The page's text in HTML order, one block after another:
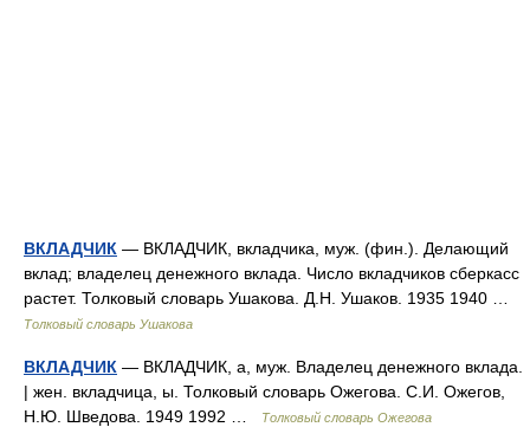
ВКЛАДЧИК — ВКЛАДЧИК, вкладчика, муж. (фин.). Делающий
вклад; владелец денежного вклада. Число вкладчиков сберкасс
растет. Толковый словарь Ушакова. Д.Н. Ушаков. 1935 1940 …
Толковый словарь Ушакова
ВКЛАДЧИК — ВКЛАДЧИК, а, муж. Владелец денежного вклада.
| жен. вкладчица, ы. Толковый словарь Ожегова. С.И. Ожегов,
Н.Ю. Шведова. 1949 1992 …
Толковый словарь Ожегова